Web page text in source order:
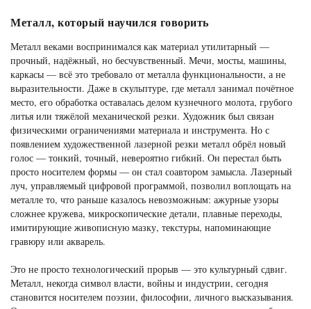
Металл, который научился говорить
Металл веками воспринимался как материал утилитарный —
прочный, надёжный, но бесчувственный. Мечи, мосты, машины,
каркасы — всё это требовало от металла функциональности, а не
выразительности. Даже в скульптуре, где металл занимал почётное
место, его обработка оставалась делом кузнечного молота, грубого
литья или тяжёлой механической резки. Художник был связан
физическими ограничениями материала и инструмента. Но с
появлением художественной лазерной резки металл обрёл новый
голос — тонкий, точный, невероятно гибкий. Он перестал быть
просто носителем формы — он стал соавтором замысла. Лазерный
луч, управляемый цифровой программой, позволил воплощать на
металле то, что раньше казалось невозможным: ажурные узоры
сложнее кружева, микроскопические детали, плавные переходы,
имитирующие живописную мазку, текстуры, напоминающие
гравюру или акварель.
Это не просто технологический прорыв — это культурный сдвиг.
Металл, некогда символ власти, войны и индустрии, сегодня
становится носителем поэзии, философии, личного высказывания.